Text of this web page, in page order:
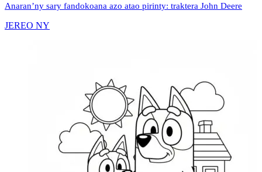
Anaran’ny sary fandokoana azo atao pirinty: traktera John Deere
JEREO NY